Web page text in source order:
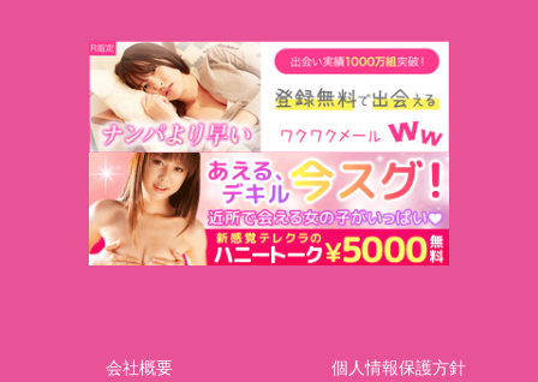
会社概要 個人情報保護方針